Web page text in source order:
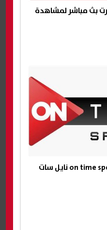
بث مباشر لمشاهدة